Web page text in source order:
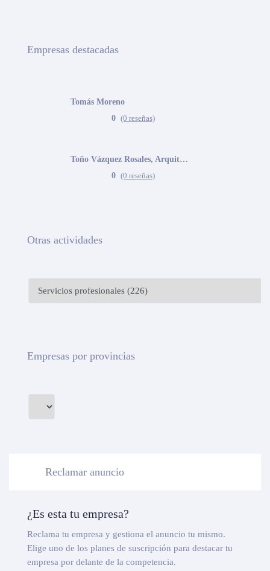
Empresas destacadas
Tomás Moreno
0 (0 reseñas)
Toño Vázquez Rosales, Arquitecto
0 (0 reseñas)
Otras actividades
Empresas por provincias
Reclamar anuncio
¿Es esta tu empresa?
Reclama tu empresa y gestiona el anuncio tu mismo.
Elige uno de los planes de suscripción para destacar tu
empresa por delante de la competencia.